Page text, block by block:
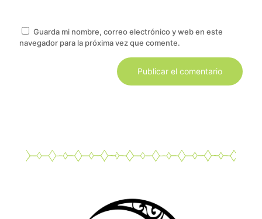
Guarda mi nombre, correo electrónico y web en este
navegador para la próxima vez que comente.